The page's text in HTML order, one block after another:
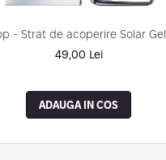
- Strat de acoperire Solar Gel
49,00 Lei
ADAUGA IN COS